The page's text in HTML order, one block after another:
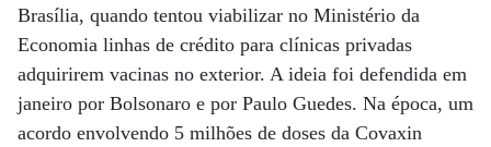
Brasília, quando tentou viabilizar no Ministério da
Economia linhas de crédito para clínicas privadas
adquirirem vacinas no exterior. A ideia foi defendida em
janeiro por Bolsonaro e por Paulo Guedes. Na época, um
acordo envolvendo 5 milhões de doses da Covaxin